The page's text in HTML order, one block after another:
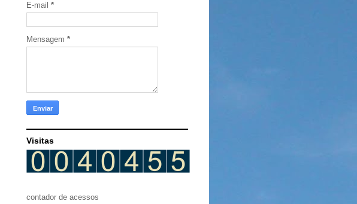
E-mail *
Mensagem *
Visitas
contador de acessos